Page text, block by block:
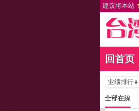
建议将本站
回首页
业绩排行
全部在線